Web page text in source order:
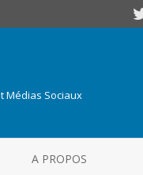
Médias Sociaux
A PROPOS